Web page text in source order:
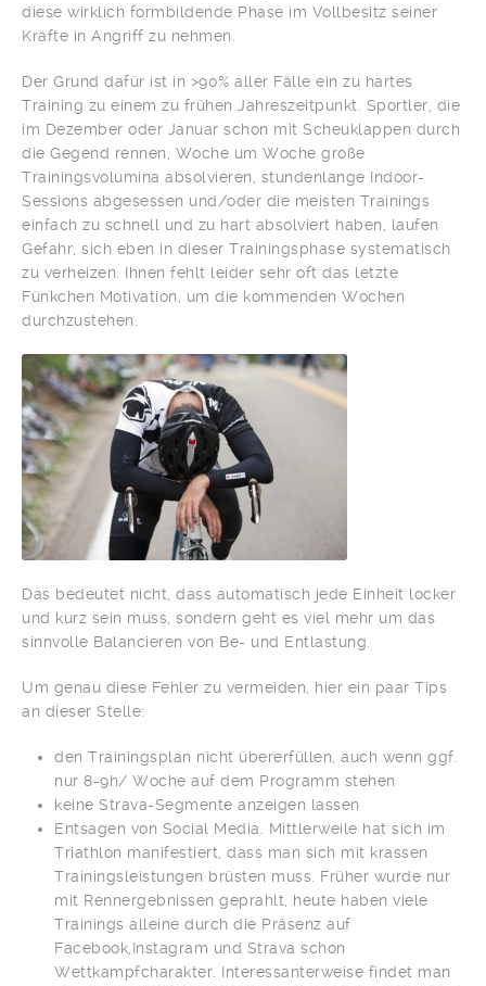
diese wirklich formbildende Phase im Vollbesitz seiner
Kräfte in Angriff zu nehmen.
Der Grund dafür ist in >90% aller Fälle ein zu hartes
Training zu einem zu frühen Jahreszeitpunkt. Sportler, die
im Dezember oder Januar schon mit Scheuklappen durch
die Gegend rennen, Woche um Woche große
Trainingsvolumina absolvieren, stundenlange Indoor-
Sessions abgesessen und/oder die meisten Trainings
einfach zu schnell und zu hart absolviert haben, laufen
Gefahr, sich eben in dieser Trainingsphase systematisch
zu verheizen. Ihnen fehlt leider sehr oft das letzte
Fünkchen Motivation, um die kommenden Wochen
durchzustehen.
Das bedeutet nicht, dass automatisch jede Einheit locker
und kurz sein muss, sondern geht es viel mehr um das
sinnvolle Balancieren von Be- und Entlastung.
Um genau diese Fehler zu vermeiden, hier ein paar Tips
an dieser Stelle:
den Trainingsplan nicht übererfüllen, auch wenn ggf.
nur 8-9h/ Woche auf dem Programm stehen
keine Strava-Segmente anzeigen lassen
Entsagen von Social Media. Mittlerweile hat sich im
Triathlon manifestiert, dass man sich mit krassen
Trainingsleistungen brüsten muss. Früher wurde nur
mit Rennergebnissen geprahlt, heute haben viele
Trainings alleine durch die Präsenz auf
Facebook,Instagram und Strava schon
Wettkampfcharakter. Interessanterweise findet man